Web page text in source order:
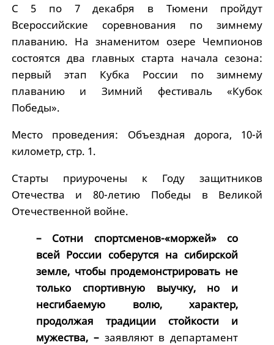
С 5 по 7 декабря в Тюмени пройдут
Всероссийские соревнования по зимнему
плаванию. На знаменитом озере Чемпионов
состоятся два главных старта начала сезона:
первый этап Кубка России по зимнему
плаванию и Зимний фестиваль «Кубок
Победы».
Место проведения: Объездная дорога, 10-й
километр, стр. 1.
Старты приурочены к Году защитников
Отечества и 80-летию Победы в Великой
Отечественной войне.
– Сотни спортсменов-«моржей» со
всей России соберутся на сибирской
земле, чтобы продемонстрировать не
только спортивную выучку, но и
несгибаемую волю, характер,
продолжая традиции стойкости и
мужества, –заявляют в департамент